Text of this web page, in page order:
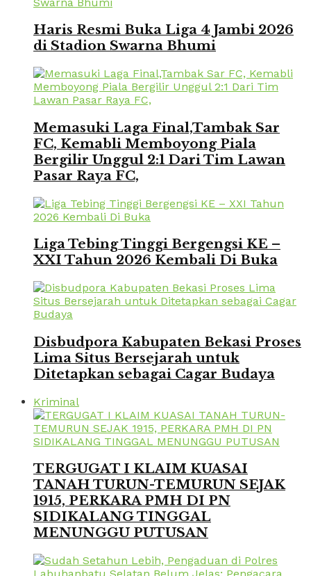
Haris Resmi Buka Liga 4 Jambi 2026
di Stadion Swarna Bhumi
Memasuki Laga Final,Tambak Sar
FC, Kemabli Memboyong Piala
Bergilir Unggul 2:1 Dari Tim Lawan
Pasar Raya FC,
Liga Tebing Tinggi Bergengsi KE –
XXI Tahun 2026 Kembali Di Buka
Disbudpora Kabupaten Bekasi Proses
Lima Situs Bersejarah untuk
Ditetapkan sebagai Cagar Budaya
Kriminal
TERGUGAT I KLAIM KUASAI
TANAH TURUN-TEMURUN SEJAK
1915, PERKARA PMH DI PN
SIDIKALANG TINGGAL
MENUNGGU PUTUSAN